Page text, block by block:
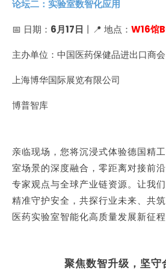
论坛二：实验室数智化应用
📅 日期： 6月17日 丨📍 地点： W16馆
主办单位：中国医药保健品进出口商会
上海博华国际展览有限公司
博普智库
亲临现场，您将沉浸式体验德国精
室场景的深度融合，零距离对接前
专家观点与全球产业链资源。让我
精准守护安全，共探行业未来、共
医药实验室智能化高质量发展新征程
聚焦数智升级，坚守